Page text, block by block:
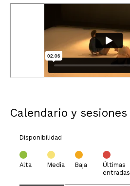
Calendario y sesiones
Disponibilidad
Alta Media Baja
Últimas
entradas